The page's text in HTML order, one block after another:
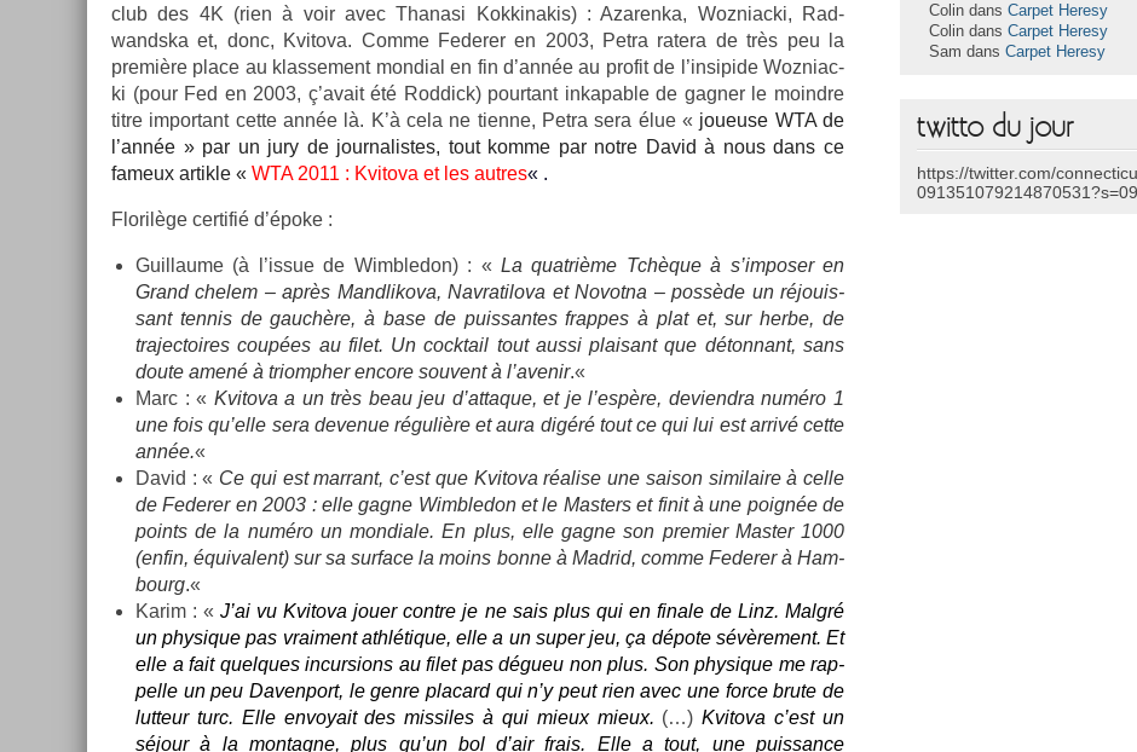
club des 4K (rien à voir avec Thanasi Kok­kinakis) : Azaren­ka, Woz­niac­ki, Rad­
wandska et, donc, Kvitova. Comme Feder­er en 2003, Petra ratera de très peu la
première place au klas­se­ment mon­di­al en fin d’année au pro­fit de l’in­sipide Woz­niac­
ki (pour Fed en 2003, ç’avait été Rod­dick) pour­tant in­kap­able de gagn­er le moindre
titre im­por­tant cette année là. K’à cela ne tien­ne, Petra sera élue « joueuse WTA de
l’année » par un jury de jour­nalis­tes, tout komme par notre David à nous dans ce
fameux ar­tikle « WTA 2011 : Kvitova et les aut­res« .
Florilège cer­tifié d’époke :
Guil­laume (à l’issue de Wimbledon) : « La quat­rième Tchèque à s’im­pos­er en
Grand chelem – après Man­dlikova, Nav­ratilova et Novot­na – possède un réjouis­
sant ten­nis de gauchère, à base de puis­santes frap­pes à plat et, sur herbe, de
trajec­toires coupées au filet. Un co­cktail tout aussi plaisant que déton­nant, sans
doute amené à tri­omph­er en­core souvent à l’avenir.«
Marc : « Kvitova a un très beau jeu d’at­taque, et je l’espère, de­viendra numéro 1
une fois qu’elle sera de­venue régulière et aura digéré tout ce qui lui est arrivé cette
année.«
David : « Ce qui est mar­rant, c’est que Kvitova réalise une saison similaire à celle
de Feder­er en 2003 : elle gagne Wimbledon et le Mast­ers et finit à une poignée de
points de la numéro un mon­diale. En plus, elle gagne son pre­mi­er Mast­er 1000
(enfin, équivalent) sur sa sur­face la moins bonne à Mad­rid, comme Feder­er à Ham­
bourg.«
Karim : «J’ai vu Kvitova jouer con­tre je ne sais plus qui en fin­ale de Linz. Malgré
un physique pas vrai­ment athlétique, elle a un super jeu, ça dépote sévère­ment. Et
elle a fait quel­ques in­curs­ions au filet pas dégueu non plus. Son physique me rap­
pelle un peu Daven­port, le genre placard qui n’y peut rien avec une force brute de
lut­teur turc. Elle en­voyait des mis­siles à qui mieux mieux. (…)Kvitova c’est un
séjour à la mon­tagne, plus qu’un bol d’air frais. Elle a tout, une puis­sance
Colin dansCarpet Heresy
Colin dansCarpet Heresy
Sam dansCarpet Heresy
twitto du jour
https://twitter.com/